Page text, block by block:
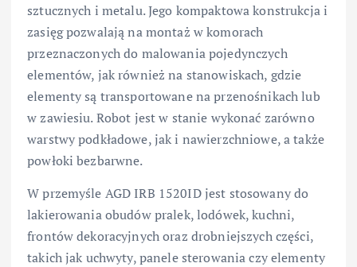
sztucznych i metalu. Jego kompaktowa konstrukcja i
zasięg pozwalają na montaż w komorach
przeznaczonych do malowania pojedynczych
elementów, jak również na stanowiskach, gdzie
elementy są transportowane na przenośnikach lub
w zawiesiu. Robot jest w stanie wykonać zarówno
warstwy podkładowe, jak i nawierzchniowe, a także
powłoki bezbarwne.
W przemyśle AGD IRB 1520ID jest stosowany do
lakierowania obudów pralek, lodówek, kuchni,
frontów dekoracyjnych oraz drobniejszych części,
takich jak uchwyty, panele sterowania czy elementy